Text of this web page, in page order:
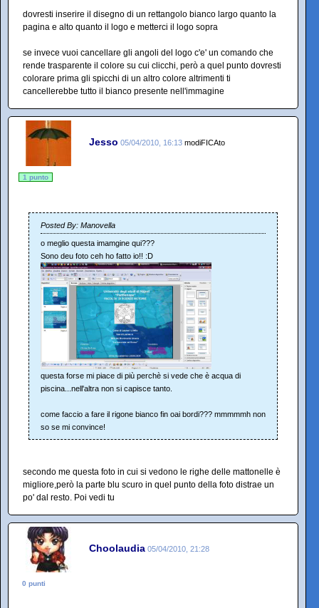
dovresti inserire il disegno di un rettangolo bianco largo quanto la
pagina e alto quanto il logo e metterci il logo sopra
se invece vuoi cancellare gli angoli del logo c'e' un comando che
rende trasparente il colore su cui clicchi, però a quel punto dovresti
colorare prima gli spicchi di un altro colore altrimenti ti
cancellerebbe tutto il bianco presente nell'immagine
Jesso 05/04/2010, 16:13 modiFICAto
1 punto
Posted By: Manovella
o meglio questa imamgine qui???
Sono deu foto ceh ho fatto io!! :D
questa forse mi piace di più perchè si vede che è acqua di
piscina...nell'altra non si capisce tanto.
come faccio a fare il rigone bianco fin oai bordi??? mmmmmh non
so se mi convince!
secondo me questa foto in cui si vedono le righe delle mattonelle è
migliore,però la parte blu scuro in quel punto della foto distrae un
po' dal resto. Poi vedi tu
Choolaudia 05/04/2010, 21:28
0 punti